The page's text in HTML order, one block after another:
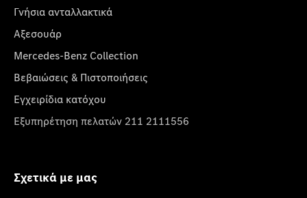
Γνήσια ανταλλακτικά
Αξεσουάρ
Mercedes-Benz Collection
Βεβαιώσεις & Πιστοποιήσεις
Εγχειρίδια κατόχου
Εξυπηρέτηση πελατών 211 2111556
Σχετικά με μας